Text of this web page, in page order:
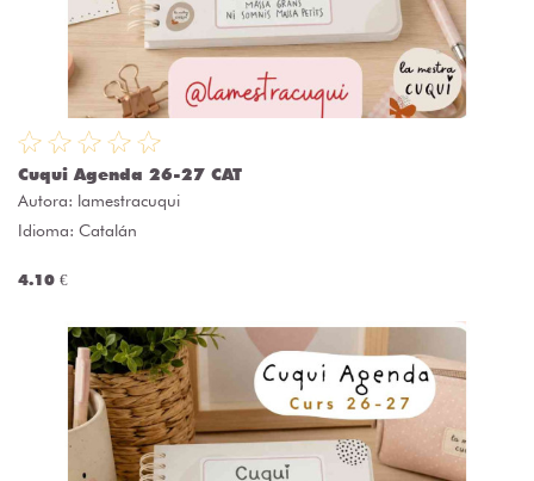
Cuqui Agenda 26-27 CAT
Autora: lamestracuqui
Idioma: Catalán
4.10 €